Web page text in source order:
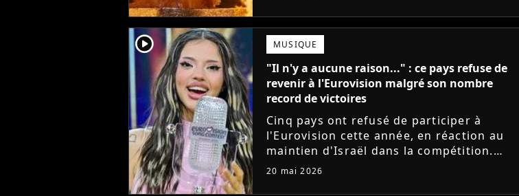
player2 MUSIQUE
"Il n'y a aucune raison..." : ce pays refuse de
revenir à l'Eurovision malgré son nombre
record de victoires
Cinq pays ont refusé de participer à
l'Eurovision cette année, en réaction au
maintien d'Israël dans la compétition.
Détenteur du record de victoires,
20 mai 2026